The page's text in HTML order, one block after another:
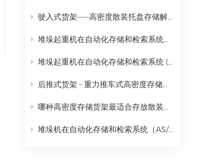
中文
русский
驶入式货架——高密度散装托盘存储解决方案
堆垛起重机在自动化存储和检索系统（AS/RS）中的全面应用
堆垛起重机在自动化存储和检索系统 (AS/RS) 中的作用及全面成本分析
后推式货架 – 重力推车式高密度存储解决方案
哪种高密度存储货架最适合存放散装托盘货物？ | 金摩尔驶入式货架
堆垛机在自动化存储和检索系统（AS/RS）中的作用分析